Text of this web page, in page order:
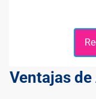
Ventajas